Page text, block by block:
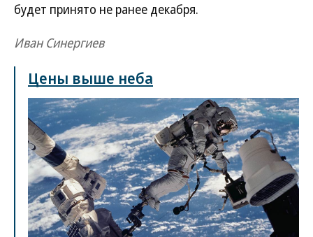
будет принято не ранее декабря.
Иван Синергиев
Цены выше неба